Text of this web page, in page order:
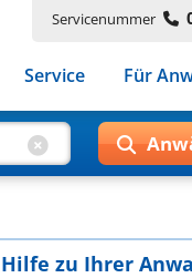
Servicenummer
Service Für
Hilfe zu Ihrer